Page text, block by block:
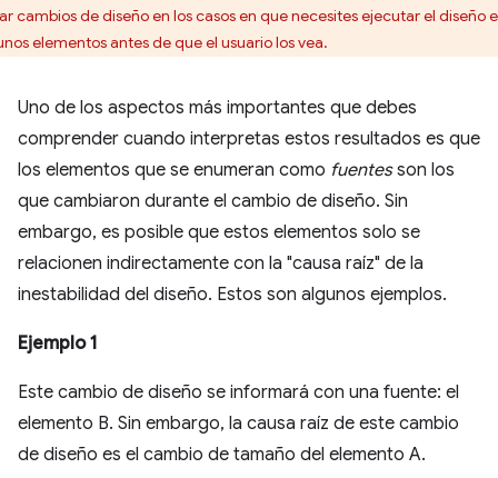
cambios de diseño en los casos en que necesites ejecutar el diseño
elementos antes de que el usuario los vea.
Uno de los aspectos más importantes que debes
comprender cuando interpretas estos resultados es que
los elementos que se enumeran como fuentesson los
que cambiaron durante el cambio de diseño. Sin
embargo, es posible que estos elementos solo se
relacionen indirectamente con la "causa raíz" de la
inestabilidad del diseño. Estos son algunos ejemplos.
Ejemplo 1
Este cambio de diseño se informará con una fuente: el
elemento B. Sin embargo, la causa raíz de este cambio
de diseño es el cambio de tamaño del elemento A.